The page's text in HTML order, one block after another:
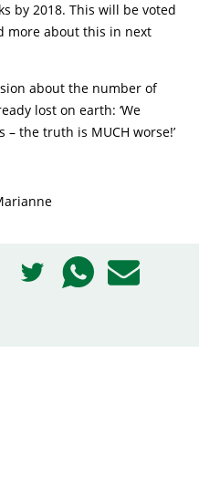
by 2018. This will be voted
more about this in next
about the number of
lost on earth: ‘We
– the truth is MUCH worse!’